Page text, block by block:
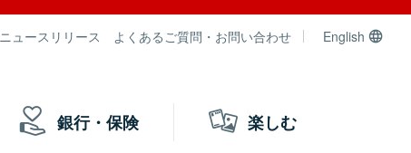
ニュースリリース よくあるご質問・お問い合わせ English
銀行・保険 楽しむ